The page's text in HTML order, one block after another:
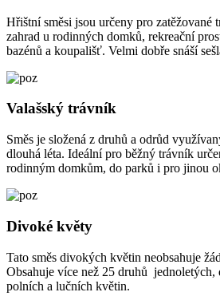
Hřištní směsi jsou určeny pro zatěžované
zahrad u rodinných domků, rekreační
bazénů a koupališť. Velmi dobře snáší
Valašský trávník
Směs je složená z druhů a odrůd
dlouhá léta. Ideální pro běžný trávník
rodinným domkům, do parků i pro jinou
Divoké květy
Tato směs divokých květin neobsahuje
Obsahuje více než 25 druhů
polních a lučních květin.